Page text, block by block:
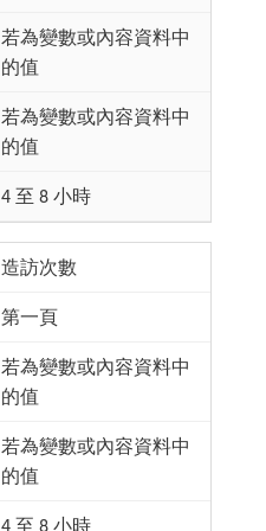
若為變數或內容資料中
的值
若為變數或內容資料中
的值
4 至 8 小時
造訪次數
第一頁
若為變數或內容資料中
的值
若為變數或內容資料中
的值
4 至 8 小時